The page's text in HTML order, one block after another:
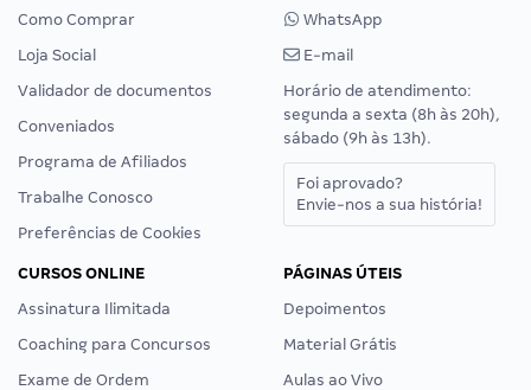
Como Comprar
Loja Social
Validador de documentos
Conveniados
Programa de Afiliados
Trabalhe Conosco
Preferências de Cookies
WhatsApp
E-mail
Horário de atendimento:
segunda a sexta (8h às 20h),
sábado (9h às 13h).
Foi aprovado?
Envie-nos a sua história!
CURSOS ONLINE
Assinatura Ilimitada
Coaching para Concursos
Exame de Ordem
PÁGINAS ÚTEIS
Depoimentos
Material Grátis
Aulas ao Vivo